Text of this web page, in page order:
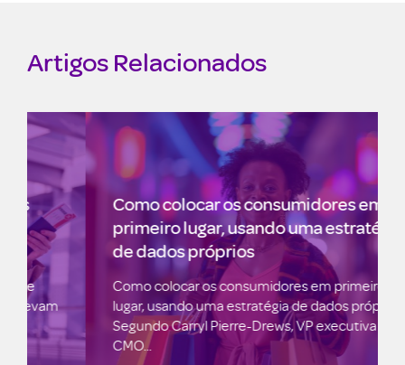
Artigos Relacionados
Como colocar os consumidores em
primeiro lugar, usando uma estratégia
de dados próprios
Como colocar os consumidores em primeiro
lugar, usando uma estratégia de dados próprios
Segundo Carryl Pierre-Drews, VP executiva e
CMO...